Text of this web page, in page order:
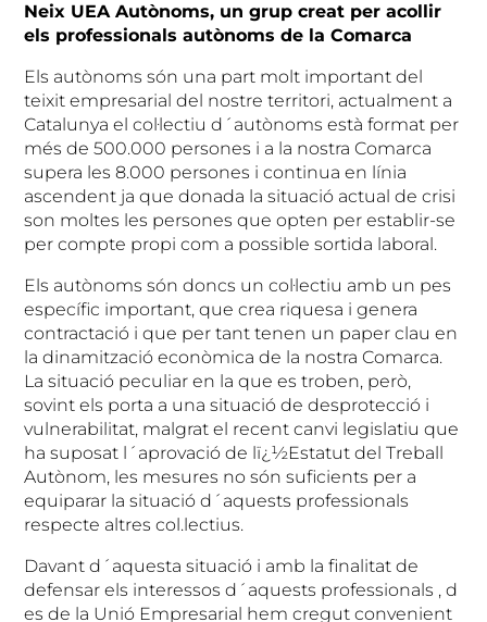
Neix UEA Autònoms, un grup creat per acollir
els professionals autònoms de la Comarca
Els autònoms són una part molt important del
teixit empresarial del nostre territori, actualment a
Catalunya el col·lectiu d´autònoms està format per
més de 500.000 persones i a la nostra Comarca
supera les 8.000 persones i continua en línia
ascendent ja que donada la situació actual de crisi
son moltes les persones que opten per establir-se
per compte propi com a possible sortida laboral.
Els autònoms són doncs un col·lectiu amb un pes
específic important, que crea riquesa i genera
contractació i que per tant tenen un paper clau en
la dinamització econòmica de la nostra Comarca.
La situació peculiar en la que es troben, però,
sovint els porta a una situació de desprotecció i
vulnerabilitat, malgrat el recent canvi legislatiu que
ha suposat l´aprovació de lï¿½Estatut del Treball
Autònom, les mesures no són suficients per a
equiparar la situació d´aquests professionals
respecte altres col.lectius.
Davant d´aquesta situació i amb la finalitat de
defensar els interessos d´aquests professionals , d
es de la Unió Empresarial hem cregut convenient